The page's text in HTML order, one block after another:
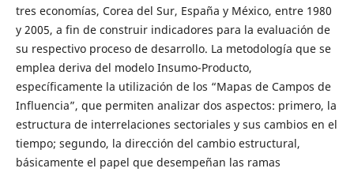
tres economías, Corea del Sur, España y México, entre 1980
y 2005, a fin de construir indicadores para la evaluación de
su respectivo proceso de desarrollo. La metodología que se
emplea deriva del modelo Insumo-Producto,
específicamente la utilización de los “Mapas de Campos de
Influencia”, que permiten analizar dos aspectos: primero, la
estructura de interrelaciones sectoriales y sus cambios en el
tiempo; segundo, la dirección del cambio estructural,
básicamente el papel que desempeñan las ramas